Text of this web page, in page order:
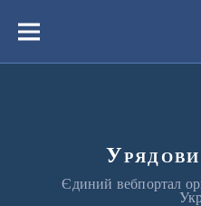
вмістуМеню
Єдиний вебпортал